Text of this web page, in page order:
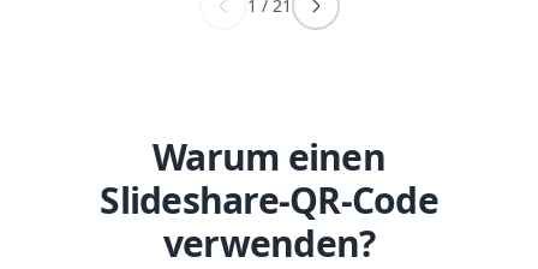
1 / 21
Warum einen
Slideshare-QR-Code
verwenden?